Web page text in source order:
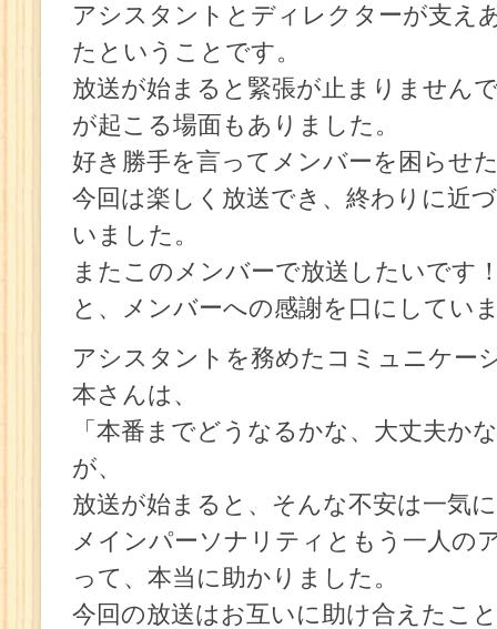
アシスタントとディレクターが支え
たということです。
放送が始まると緊張が止まりません
が起こる場面もありました。
好き勝手を言ってメンバーを困らせ
今回は楽しく放送でき、終わりに近
いました。
またこのメンバーで放送したいです
と、メンバーへの感謝を口にしてい
アシスタントを務めたコミュニケー
本さんは、
「本番までどうなるかな、大丈夫か
が、
放送が始まると、そんな不安は一気
メインパーソナリティともう一人の
って、本当に助かりました。
今回の放送はお互いに助け合えたこ